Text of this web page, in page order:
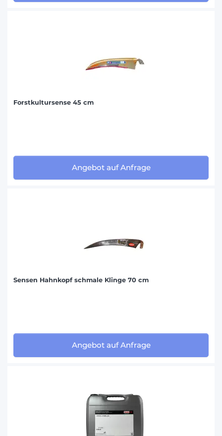
Forstkultursense 45 cm
Angebot auf Anfrage
Sensen Hahnkopf schmale Klinge 70 cm
Angebot auf Anfrage